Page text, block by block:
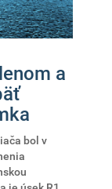
a
bol v